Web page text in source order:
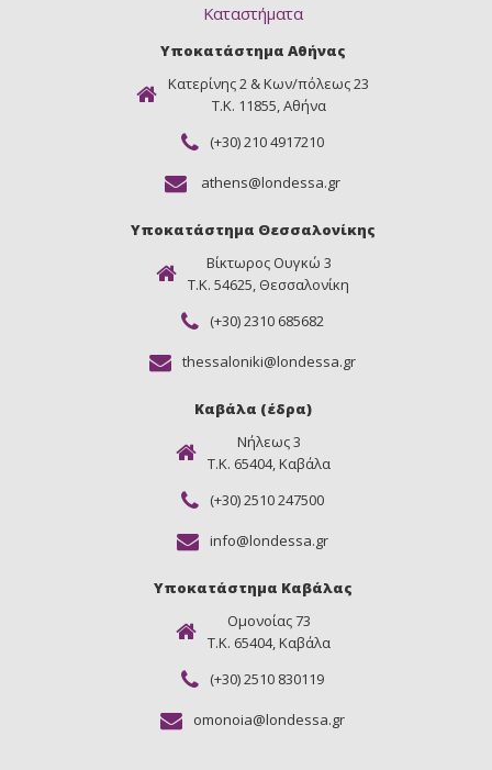
Καταστήματα
Υποκατάστημα Αθήνας
Κατερίνης 2 & Κων/πόλεως 23
Τ.Κ. 11855, Αθήνα
(+30) 210 4917210
athens@londessa.gr
Υποκατάστημα Θεσσαλονίκης
Βίκτωρος Ουγκώ 3
Τ.Κ. 54625, Θεσσαλονίκη
(+30) 2310 685682
thessaloniki@londessa.gr
Καβάλα (έδρα)
Νήλεως 3
Τ.Κ. 65404, Καβάλα
(+30) 2510 247500
info@londessa.gr
Υποκατάστημα Καβάλας
Ομονοίας 73
Τ.Κ. 65404, Καβάλα
(+30) 2510 830119
omonoia@londessa.gr